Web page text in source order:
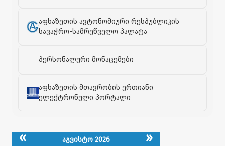
აფხაზეთის ავტონომიური რესპუბლიკის
სავაჭრო-სამრეწველო პალატა
პერსონალური მონაცემები
აფხაზეთის მთავრობის ერთიანი
ელექტრონული პორტალი
« აგვისტო 2026 »